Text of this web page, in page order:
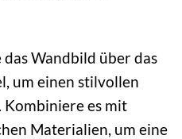
das Wandbild über das
um einen stilvollen
Kombiniere es mit
Materialien, um eine